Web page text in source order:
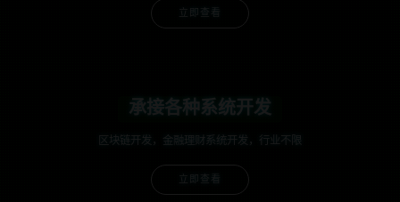
立即查看
承接各种系统开发
区块链开发，金融理财系统开发，行业不限
立即查看